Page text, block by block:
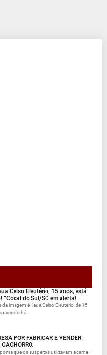
Celso Eleutério, 15 anos, está
“Cocal do Sul/SC em alerta!
da imagem é Kaua Celso Eleutério, de 15
há
POR FABRICAR E VENDER
que os suspeitos utilizavam a carne